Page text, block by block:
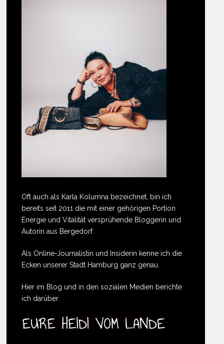
Oft auch als Karla Kolumna bezeichnet, bin ich
bereits seit 2011 die mit einer gehörigen Portion
Energie und Vitalität versprühende Bloggerin und
Autorin aus Bergedorf.
Als Online-Journalistin und Insiderin kenne ich die
Ecken unserer Stadt Hamburg ganz genau.
Hier im Blog und in den sozialen Medien berichte
ich darüber.